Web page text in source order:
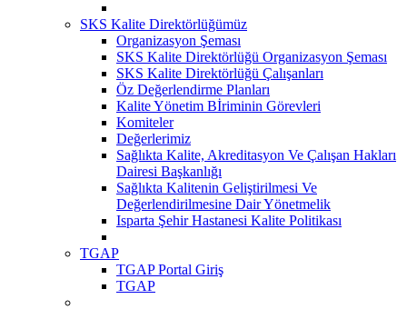
SKS Kalite Direktörlüğümüz
Organizasyon Şeması
SKS Kalite Direktörlüğü Organizasyon Şeması
SKS Kalite Direktörlüğü Çalışanları
Öz Değerlendirme Planları
Kalite Yönetim Bİriminin Görevleri
Komiteler
Değerlerimiz
Sağlıkta Kalite, Akreditasyon Ve Çalışan Hakları
Dairesi Başkanlığı
Sağlıkta Kalitenin Geliştirilmesi Ve
Değerlendirilmesine Dair Yönetmelik
Isparta Şehir Hastanesi Kalite Politikası
TGAP
TGAP Portal Giriş
TGAP